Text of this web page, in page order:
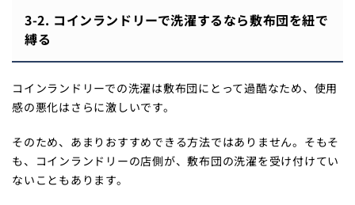
3-2. コインランドリーで洗濯するなら敷布団を紐で
縛る
コインランドリーでの洗濯は敷布団にとって過酷なため、使用
感の悪化はさらに激しいです。
そのため、あまりおすすめできる方法ではありません。そもそ
も、コインランドリーの店側が、敷布団の洗濯を受け付けてい
ないこともあります。